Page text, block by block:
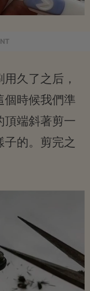
久了之后，
個時候我們準
頂端斜著剪一
的。剪完之